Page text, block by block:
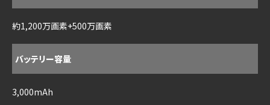
約1,200万画素+500万画素
バッテリー容量
3,000mAh